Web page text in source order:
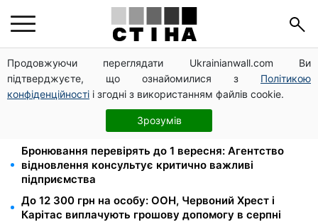
Продовжуючи переглядати Ukrainianwall.com Ви
підтверджуєте, що ознайомилися з Політикою
конфіденційності і згодні з використанням файлів cookie.
Зрозумів
На стадіоні «Спартак» у Києві відбувся
товариський матч між командами посольств США
та Франції
Права із Саудівської Аравії обміняли на українські:
процедура, яку варто знати водіям
Бронювання перевірять до 1 вересня: Агентство
відновлення консультує критично важливі
підприємства
До 12 300 грн на особу: ООН, Червоний Хрест і
Карітас виплачують грошову допомогу в серпні